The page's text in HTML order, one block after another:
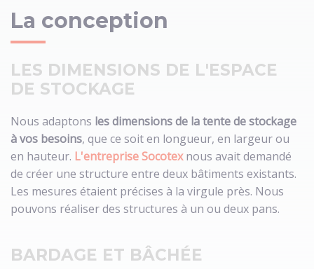
La conception
LES DIMENSIONS DE L'ESPACE
DE STOCKAGE
Nous adaptons les dimensions de la tente de stockage
à vos besoins, que ce soit en longueur, en largeur ou
en hauteur. L'entreprise Socotexnous avait demandé
de créer une structure entre deux bâtiments existants.
Les mesures étaient précises à la virgule près. Nous
pouvons réaliser des structures à un ou deux pans.
BARDAGE ET BÂCHÉE